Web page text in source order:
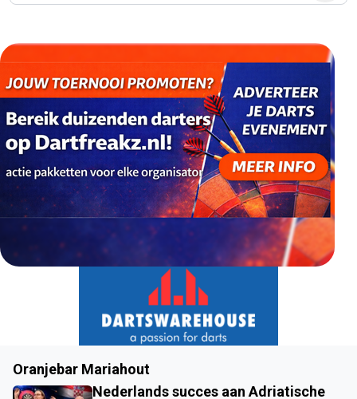
Oranjebar Mariahout
Nederlands succes aan Adriatische